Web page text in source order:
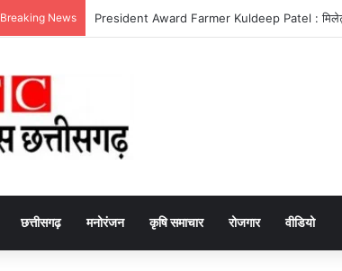
Breaking News CG Excise Officer Suspended : शराब दुकानों में
छत्तीसगढ़ मनोरंजन कृषि समाचार रोजगार वीडियो